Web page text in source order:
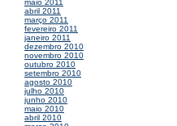
maio 2011
abril 2011
março 2011
fevereiro 2011
janeiro 2011
dezembro 2010
novembro 2010
outubro 2010
setembro 2010
agosto 2010
julho 2010
junho 2010
maio 2010
abril 2010